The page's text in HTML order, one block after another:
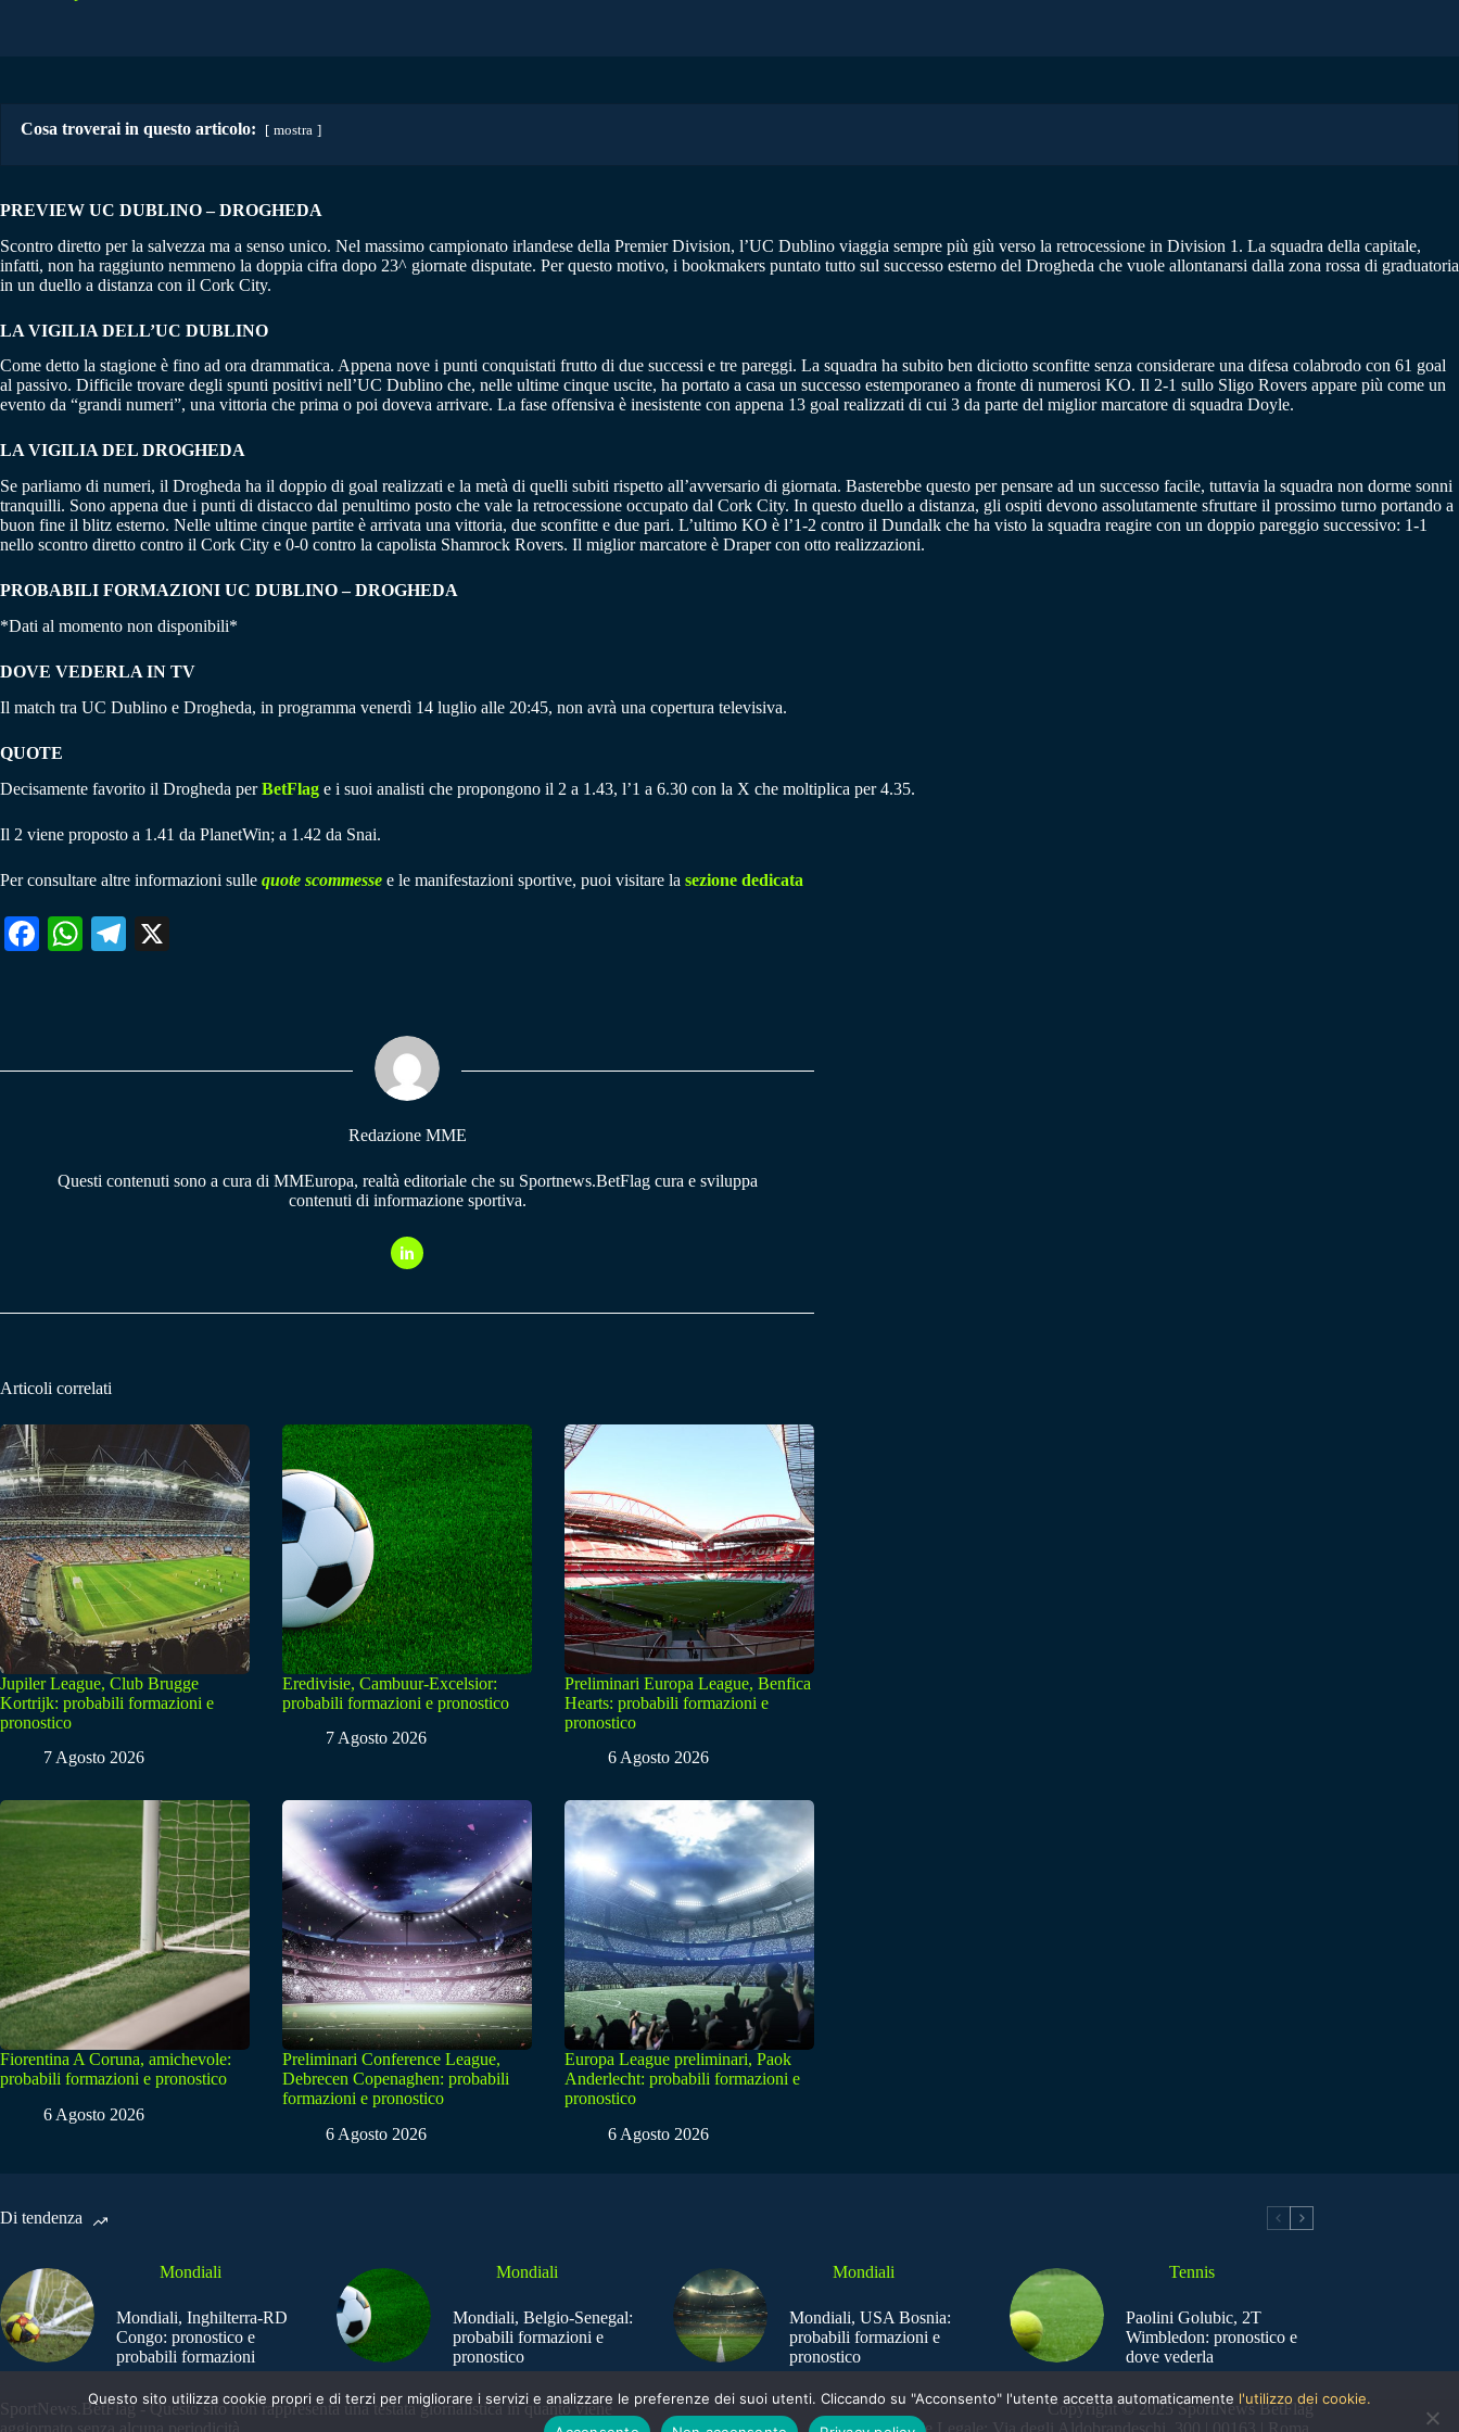
Cosa troverai in questo articolo: mostra
PREVIEW UC DUBLINO – DROGHEDA
Scontro diretto per la salvezza ma a senso unico. Nel massimo campionato irlandese della Premier Division, l’UC Dublino viaggia sempre più giù verso la retrocessione in Division 1. La squadra della capitale,
infatti, non ha raggiunto nemmeno la doppia cifra dopo 23^ giornate disputate. Per questo motivo, i bookmakers puntato tutto sul successo esterno del Drogheda che vuole allontanarsi dalla zona rossa di graduatoria
in un duello a distanza con il Cork City.
LA VIGILIA DELL’UC DUBLINO
Come detto la stagione è fino ad ora drammatica. Appena nove i punti conquistati frutto di due successi e tre pareggi. La squadra ha subito ben diciotto sconfitte senza considerare una difesa colabrodo con 61 goal
al passivo. Difficile trovare degli spunti positivi nell’UC Dublino che, nelle ultime cinque uscite, ha portato a casa un successo estemporaneo a fronte di numerosi KO. Il 2-1 sullo Sligo Rovers appare più come un
evento da “grandi numeri”, una vittoria che prima o poi doveva arrivare. La fase offensiva è inesistente con appena 13 goal realizzati di cui 3 da parte del miglior marcatore di squadra Doyle.
LA VIGILIA DEL DROGHEDA
Se parliamo di numeri, il Drogheda ha il doppio di goal realizzati e la metà di quelli subiti rispetto all’avversario di giornata. Basterebbe questo per pensare ad un successo facile, tuttavia la squadra non dorme sonni
tranquilli. Sono appena due i punti di distacco dal penultimo posto che vale la retrocessione occupato dal Cork City. In questo duello a distanza, gli ospiti devono assolutamente sfruttare il prossimo turno portando a
buon fine il blitz esterno. Nelle ultime cinque partite è arrivata una vittoria, due sconfitte e due pari. L’ultimo KO è l’1-2 contro il Dundalk che ha visto la squadra reagire con un doppio pareggio successivo: 1-1
nello scontro diretto contro il Cork City e 0-0 contro la capolista Shamrock Rovers. Il miglior marcatore è Draper con otto realizzazioni.
PROBABILI FORMAZIONI UC DUBLINO – DROGHEDA
*Dati al momento non disponibili*
DOVE VEDERLA IN TV
Il match tra UC Dublino e Drogheda, in programma venerdì 14 luglio alle 20:45, non avrà una copertura televisiva.
QUOTE
Decisamente favorito il Drogheda perBetFlag e i suoi analisti che propongono il 2 a 1.43, l’1 a 6.30 con la X che moltiplica per 4.35.
Il 2 viene proposto a 1.41 da PlanetWin; a 1.42 da Snai.
Per consultare altre informazioni sulle quote scommesse e le manifestazioni sportive, puoi visitare la sezione dedicata
Fa W
pp
Te
m
Redazione MME
Questi contenuti sono a cura di MMEuropa, realtà editoriale che su Sportnews.BetFlag cura e sviluppa
contenuti di informazione sportiva.
Articoli correlati
Jupiler League, Club Brugge
Kortrijk: probabili formazioni e
pronostico
7 Agosto 2026
Eredivisie, Cambuur-Excelsior:
probabili formazioni e pronostico
7 Agosto 2026
Preliminari Europa League, Benfica
Hearts: probabili formazioni e
pronostico
6 Agosto 2026
Fiorentina A Coruna, amichevole:
probabili formazioni e pronostico
6 Agosto 2026
Preliminari Conference League,
Debrecen Copenaghen: probabili
formazioni e pronostico
6 Agosto 2026
Europa League preliminari, Paok
Anderlecht: probabili formazioni e
pronostico
6 Agosto 2026
Di tendenza
Mondiali
Mondiali, Inghilterra-RD
Congo: pronostico e
probabili formazioni
Mondiali
Mondiali, Belgio-Senegal:
probabili formazioni e
pronostico
Mondiali
Mondiali, USA Bosnia:
probabili formazioni e
pronostico
Tennis
Paolini Golubic, 2T
Wimbledon: pronostico e
dove vederla
SportNews.BetFlag - Questo sito non rappresenta una testata giornalistica in quanto viene
Copyright © 2025 SportNews BetFlag
Questo sito utilizza cookie propri e di terzi per migliorare i servizi e analizzare le preferenze dei suoi utenti. Cliccando su "Acconsento" l'utente accetta automaticamente l'utilizzo dei cookie.